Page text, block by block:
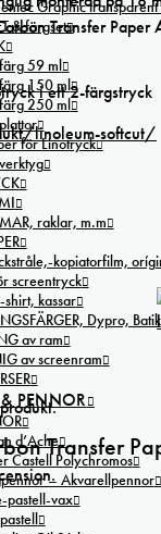
Graphic
& färgset
59 ml
150 ml
250 ml
för Linotryck
raklar, m.m
kopiatorfilm,
screentryck
shirt, kassar
Dypro, Batik
av ram
av screenram
PENNOR
d’Ache
Castell Polychromos
– Akvarellpennor
pastell-vax
Transfer Paper
i ett 2-färgstryck
linoleum-softcut/
Transfer